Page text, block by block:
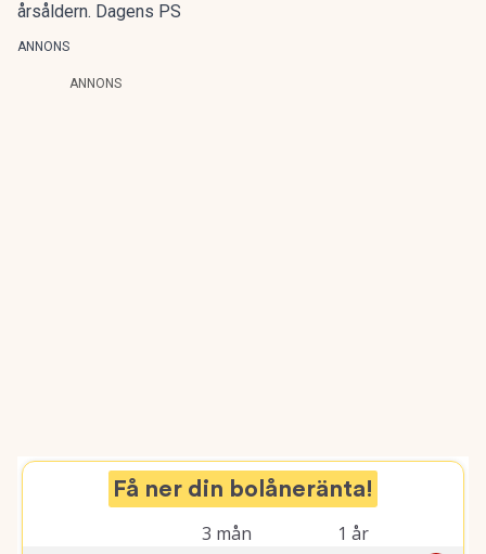
årsåldern. Dagens PS
ANNONS
ANNONS